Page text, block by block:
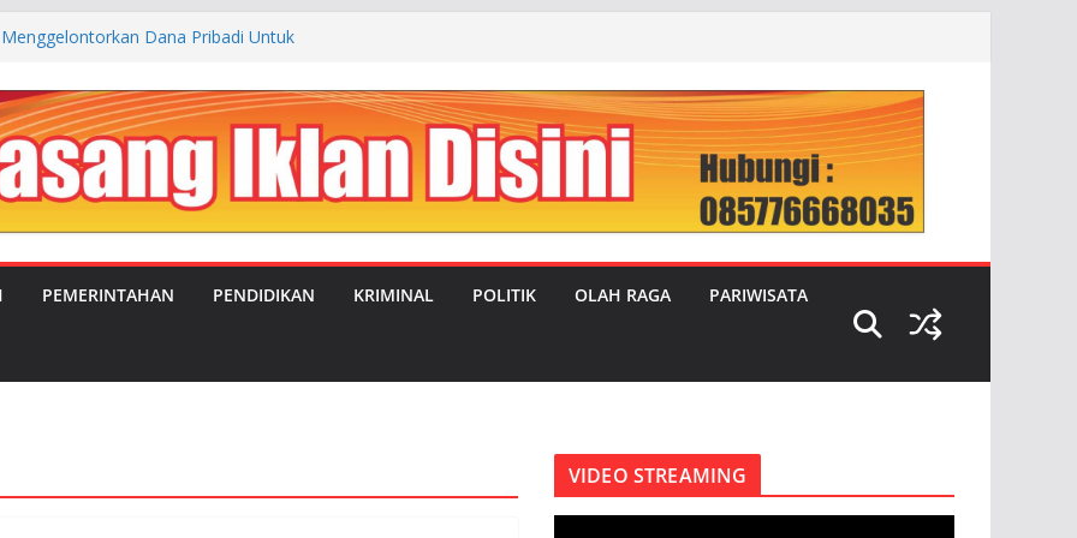
Dana Pribadi Untuk
JUAL BELI ANTARA OKNUM SATRES
LEBAK DENGAN TEMPAT REHABILITASI
MANDOR KILAP DUKUNG PENUH
PIMPIN DESA SATRIAJAYA PERIODE 2026–
Program MBG, Efektifkan Kantin
PEMERINTAHAN PENDIDIKAN KRIMINAL POLITIK OLAH RAGA PARIWISATA
VIDEO STREAMING